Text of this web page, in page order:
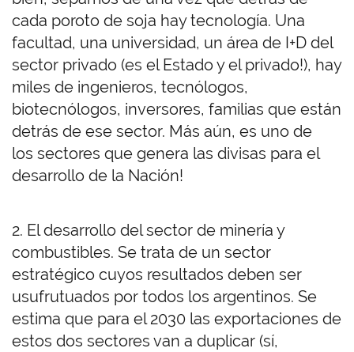
cada poroto de soja hay tecnología. Una
facultad, una universidad, un área de I+D del
sector privado (es el Estado y el privado!), hay
miles de ingenieros, tecnólogos,
biotecnólogos, inversores, familias que están
detrás de ese sector. Más aún, es uno de
los sectores que genera las divisas para el
desarrollo de la Nación!
2. El desarrollo del sector de minería y
combustibles. Se trata de un sector
estratégico cuyos resultados deben ser
usufrutuados por todos los argentinos. Se
estima que para el 2030 las exportaciones de
estos dos sectores van a duplicar (sí,